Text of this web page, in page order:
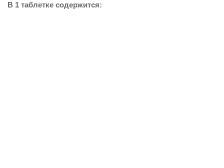
В 1 таблетке содержится: